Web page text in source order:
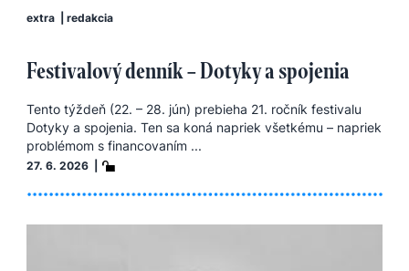
extra redakcia
Festivalový denník – Dotyky a spojenia
Tento týždeň (22. – 28. jún) prebieha 21. ročník festivalu
Dotyky a spojenia. Ten sa koná napriek všetkému – napriek
problémom s financovaním ...
27. 6. 2026 |